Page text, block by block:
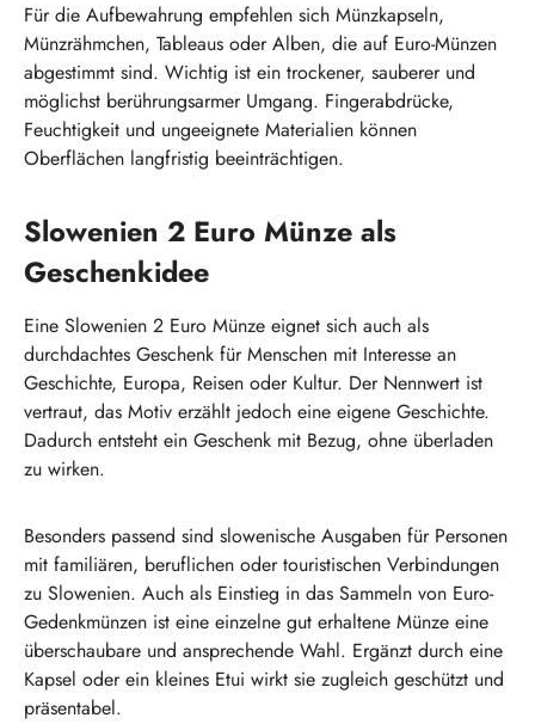
Für die Aufbewahrung empfehlen sich Münzkapseln,
Münzrähmchen, Tableaus oder Alben, die auf Euro-Münzen
abgestimmt sind. Wichtig ist ein trockener, sauberer und
möglichst berührungsarmer Umgang. Fingerabdrücke,
Feuchtigkeit und ungeeignete Materialien können
Oberflächen langfristig beeinträchtigen.
Slowenien 2 Euro Münze als
Geschenkidee
Eine Slowenien 2 Euro Münze eignet sich auch als
durchdachtes Geschenk für Menschen mit Interesse an
Geschichte, Europa, Reisen oder Kultur. Der Nennwert ist
vertraut, das Motiv erzählt jedoch eine eigene Geschichte.
Dadurch entsteht ein Geschenk mit Bezug, ohne überladen
zu wirken.
Besonders passend sind slowenische Ausgaben für Personen
mit familiären, beruflichen oder touristischen Verbindungen
zu Slowenien. Auch als Einstieg in das Sammeln von Euro-
Gedenkmünzen ist eine einzelne gut erhaltene Münze eine
überschaubare und ansprechende Wahl. Ergänzt durch eine
Kapsel oder ein kleines Etui wirkt sie zugleich geschützt und
präsentabel.